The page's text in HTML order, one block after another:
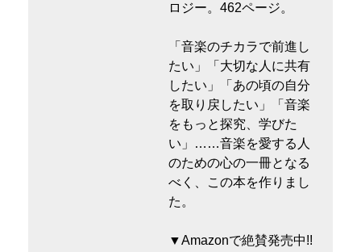
ロジー。462ページ。
「音楽のチカラで前進し
たい」「大切な人に共有
したい」「あの頃の自分
を取り戻したい」「音楽
をもっと探究、学びた
い」……音楽を愛する人
のための心の一冊となる
べく、この本を作りまし
た。
▼Amazonで絶賛発売中!!